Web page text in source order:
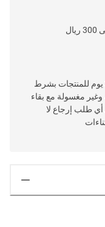
خدمة إرجاع سهلة وسريعة خلال 30 يوم للمنتجات بشرط
مغسولة مع بقاء
أي طلب إرجاع لا